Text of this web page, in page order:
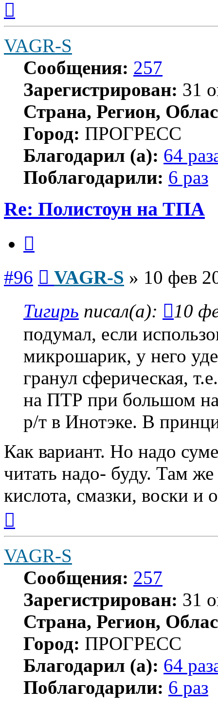
началу
VAGR-S
Сообщения: 257
Зарегистрирован: 31
Страна, Регион,
Город: ПРОГРЕСС
Благодарил (а): 64
Поблагодарили: 6 раз
Re: Полистоун на ТПА
#96 VAGR-S » 10 фев
Тигирь писал(а):
10
подумал, если
микрошарик, у него
гранул сферическая,
на ПТР при большом
р/т в Инотэке. В
Как вариант. Но надо
читать надо- буду. Там же
кислота, смазки, воски и
началу
VAGR-S
Сообщения: 257
Зарегистрирован: 31
Страна, Регион,
Город: ПРОГРЕСС
Благодарил (а): 64
Поблагодарили: 6 раз